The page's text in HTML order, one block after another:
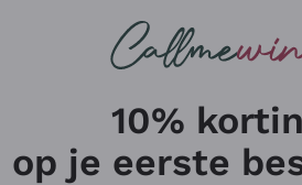
10%
op je eerste